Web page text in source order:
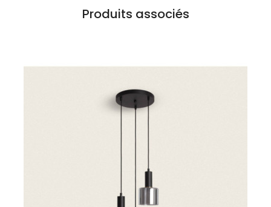
Produits associés